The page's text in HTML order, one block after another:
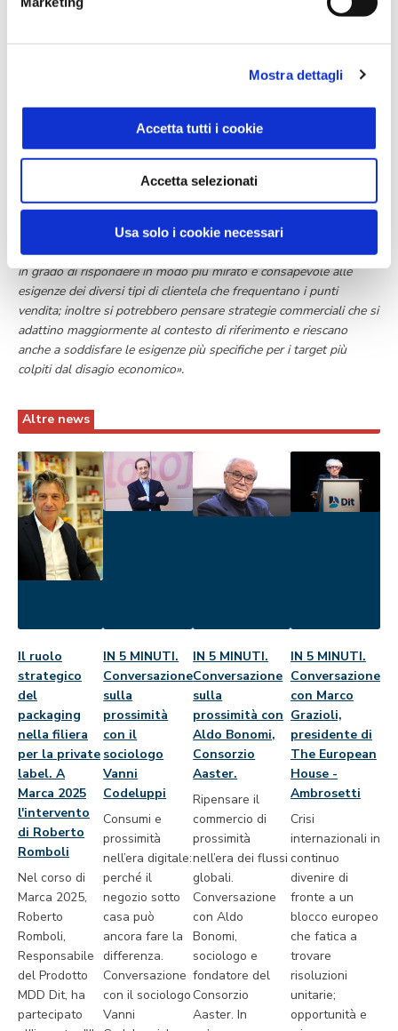
Mostra dettagli
Accetta tutti i cookie
Accetta selezionati
Usa solo i cookie necessari
invece, anche chi ha un'occupazione può trovarsi in una situazione
un’incidenza di oltre il 30% rispetto alle famiglie composte da soli
accentuano se si focalizza l’attenzione alle famiglie dove sono
Questi dati possono essere utili anche a chi si occupa di
distribuzione e commercio?
«Questi numeri offrono delle indicazioni molto importanti a chi si
occupa di commercio, perché conoscere bene il contesto
demografico e sociale del territorio in cui si opera significa essere
in grado di rispondere in modo più mirato e consapevole alle
esigenze dei diversi tipi di clientela che frequentano i punti
vendita; inoltre si potrebbero pensare strategie commerciali che si
adattino maggiormente al contesto di riferimento e riescano
anche a soddisfare le esigenze più specifiche per i target più
colpiti dal disagio economico».
Altre news
Il ruolo
strategico
del
packaging
nella filiera
per la private
label. A
Marca 2025
l'intervento
di Roberto
Romboli
Nel corso di
Marca 2025,
Roberto
Romboli,
Responsabile
del Prodotto
MDD Dit, ha
partecipato
IN 5 MINUTI.
Conversazione
sulla
prossimità
con il
sociologo
Vanni
Codeluppi
Consumi e
prossimità
nell’era digitale:
perché il
negozio sotto
casa può
ancora fare la
differenza.
Conversazione
con il sociologo
Vanni
IN 5 MINUTI.
Conversazione
sulla
prossimità con
Aldo Bonomi,
Consorzio
Aaster.
Ripensare il
commercio di
prossimità
nell’era dei flussi
globali.
Conversazione
con Aldo
Bonomi,
sociologo e
fondatore del
Consorzio
Aaster. In
IN 5 MINUTI.
Conversazione
con Marco
Grazioli,
presidente di
The European
House -
Ambrosetti
Crisi
internazionali in
continuo
divenire di
fronte a un
blocco europeo
che fatica a
trovare
risoluzioni
unitarie;
opportunità e